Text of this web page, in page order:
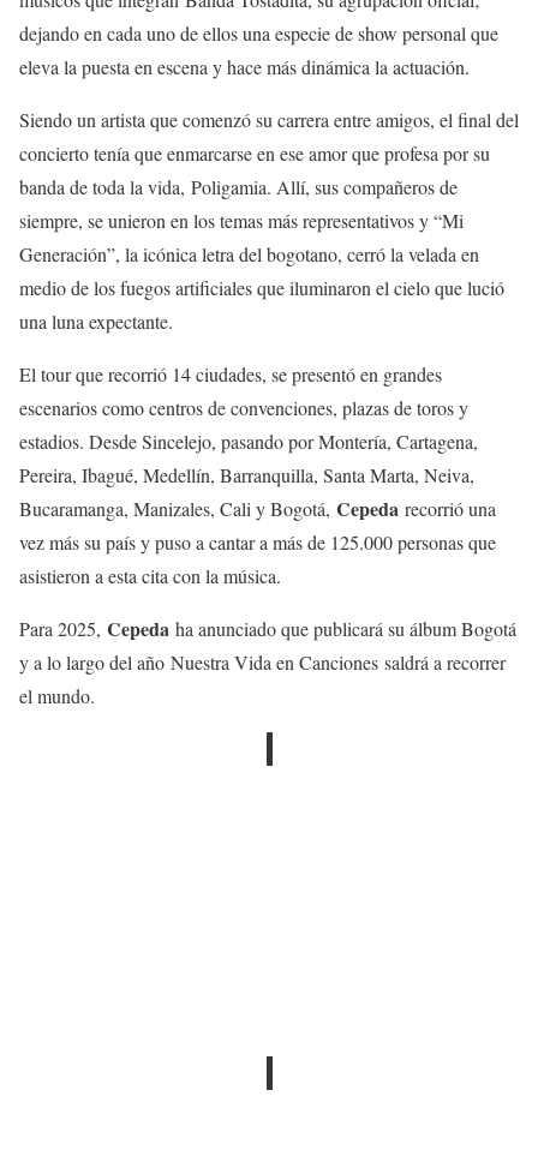
dejando en cada uno de ellos una especie de show personal que
eleva la puesta en escena y hace más dinámica la actuación.
Siendo un artista que comenzó su carrera entre amigos, el final del
concierto tenía que enmarcarse en ese amor que profesa por su
banda de toda la vida, Poligamia. Allí, sus compañeros de
siempre, se unieron en los temas más representativos y “Mi
Generación”, la icónica letra del bogotano, cerró la velada en
medio de los fuegos artificiales que iluminaron el cielo que lució
una luna expectante.
El tour que recorrió 14 ciudades, se presentó en grandes
escenarios como centros de convenciones, plazas de toros y
estadios. Desde Sincelejo, pasando por Montería, Cartagena,
Pereira, Ibagué, Medellín, Barranquilla, Santa Marta, Neiva,
Bucaramanga, Manizales, Cali y Bogotá, Cepeda recorrió una
vez más su país y puso a cantar a más de 125.000 personas que
asistieron a esta cita con la música.
Para 2025, Cepeda ha anunciado que publicará su álbum Bogotá
y a lo largo del año Nuestra Vida en Canciones saldrá a recorrer
el mundo.